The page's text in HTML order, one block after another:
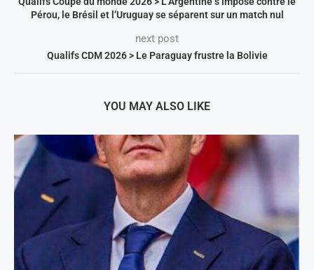
Pérou, le Brésil et l’Uruguay se séparent sur un match nul
next post
Qualifs CDM 2026 > Le Paraguay frustre la Bolivie
YOU MAY ALSO LIKE